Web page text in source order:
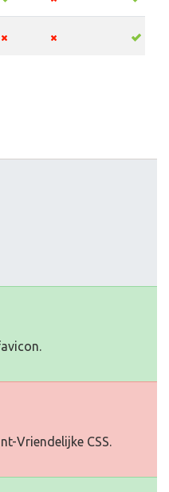
Vriendelijke CSS.